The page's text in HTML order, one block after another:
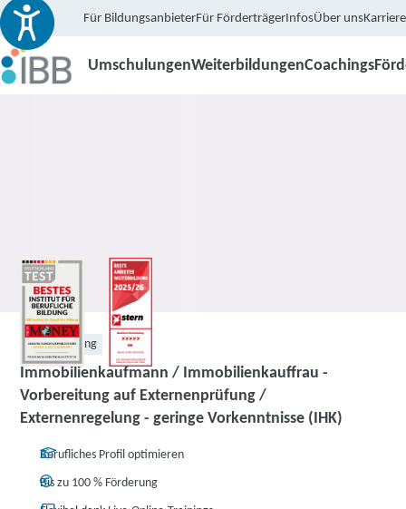
Für BildungsanbieterFür FörderträgerInfosÜber unsKarriere
UmschulungenWeiterbildungenCoachings
Weiterbildung
Immobilienkaufmann / Immobilienkauffrau -
Vorbereitung auf Externenprüfung /
Externenregelung - geringe Vorkenntnisse (IHK)
Berufliches Profil optimieren
Bis zu 100 % Förderung